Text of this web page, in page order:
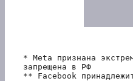
* Meta признана
запрещена в РФ
** Facebook